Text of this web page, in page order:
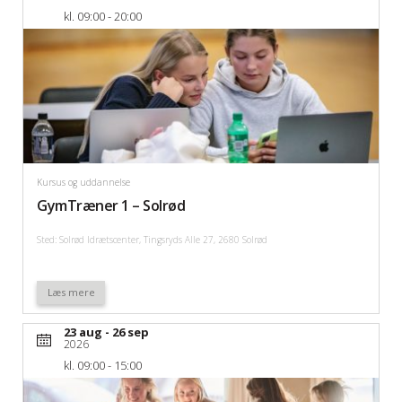
kl. 09:00 - 20:00
Kursus og uddannelse
GymTræner 1 – Solrød
Sted: Solrød Idrætscenter, Tingsryds Alle 27, 2680 Solrød
Læs mere
23 aug - 26 sep
2026
kl. 09:00 - 15:00